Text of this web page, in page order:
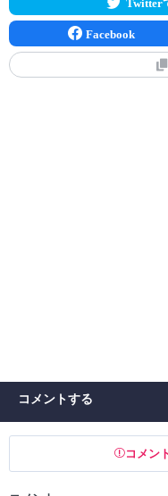
Twitter
Facebook
コメントする
コメン